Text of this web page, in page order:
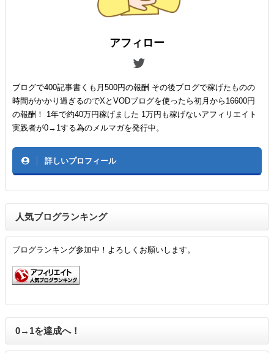
アフィロー
ブログで400記事書くも月500円の報酬 その後ブログで稼げたものの
時間がかかり過ぎるのでXとVODブログを使ったら初月から16600円
の報酬！ 1年で約40万円稼げました 1万円も稼げないアフィリエイト
実践者が0→1する為のメルマガを発行中。
詳しいプロフィール
人気ブログランキング
ブログランキング参加中！よろしくお願いします。
0→1を達成へ！